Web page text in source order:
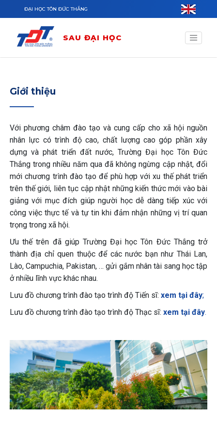
Nhảy đến nội dung
ĐẠI HỌC TÔN ĐỨC THẮNG
SAU ĐẠI HỌC
Giới thiệu
Với phương châm đào tạo và cung cấp cho xã hội nguồn
nhân lực có trình độ cao, chất lượng cao góp phần xây
dựng và phát triển đất nước, Trường Đại học Tôn Đức
Thắng trong nhiều năm qua đã không ngừng cập nhật, đổi
mới chương trình đào tạo để phù hợp với xu thế phát triển
trên thế giới, liên tục cập nhật những kiến thức mới vào bài
giảng với mục đích giúp người học dễ dàng tiếp xúc với
công việc thực tế và tự tin khi đảm nhận những vị trí quan
trọng trong xã hội.
Ưu thế trên đã giúp Trường Đại học Tôn Đức Thắng trở
thành địa chỉ quen thuộc để các nước bạn như Thái Lan,
Lào, Campuchia, Pakistan, … gửi gắm nhân tài sang học tập
ở nhiều lĩnh vực khác nhau.
Lưu đồ chương trình đào tạo trình độ Tiến sĩ: xem tại đây;
Lưu đồ chương trình đào tạo trình độ Thạc sĩ: xem tại đây.